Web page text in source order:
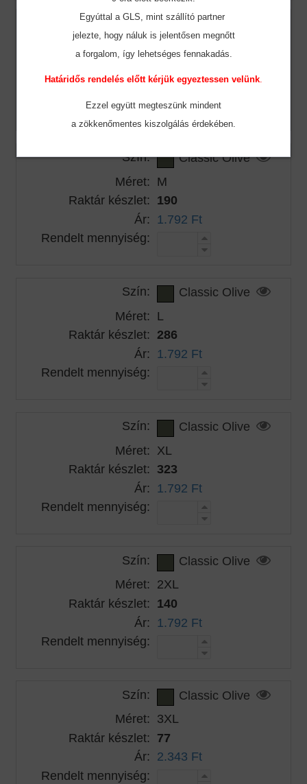
Szín:
Classic Olive
Méret:
S
Ár: 1.792 Ft
Rendelt mennyiség:
Szín:
Classic Olive
Méret: M
Raktár készlet: 190
Ár: 1.792 Ft
Rendelt mennyiség:
Szín:
Classic Olive
Méret: L
Raktár készlet: 286
Ár: 1.792 Ft
Rendelt mennyiség:
Szín:
Classic Olive
Méret: XL
Raktár készlet: 323
Ár: 1.792 Ft
Rendelt mennyiség:
Szín:
Classic Olive
Méret: 2XL
Raktár készlet: 140
Ár:
1.792 Ft
Rendelt mennyiség:
Szín:
Classic Olive
Méret: 3XL
Raktár készlet: 77
Ár: 2.343 Ft
Rendelt mennyiség:
Egyúttal a GLS, mint szállító partner
jelezte, hogy náluk is jelentősen megnőtt
a forgalom, így lehetséges fennakadás.
Határidős rendelés előtt kérjük egyeztessen velünk.
Ezzel együtt megteszünk mindent
a zökkenőmentes kiszolgálás érdekében.